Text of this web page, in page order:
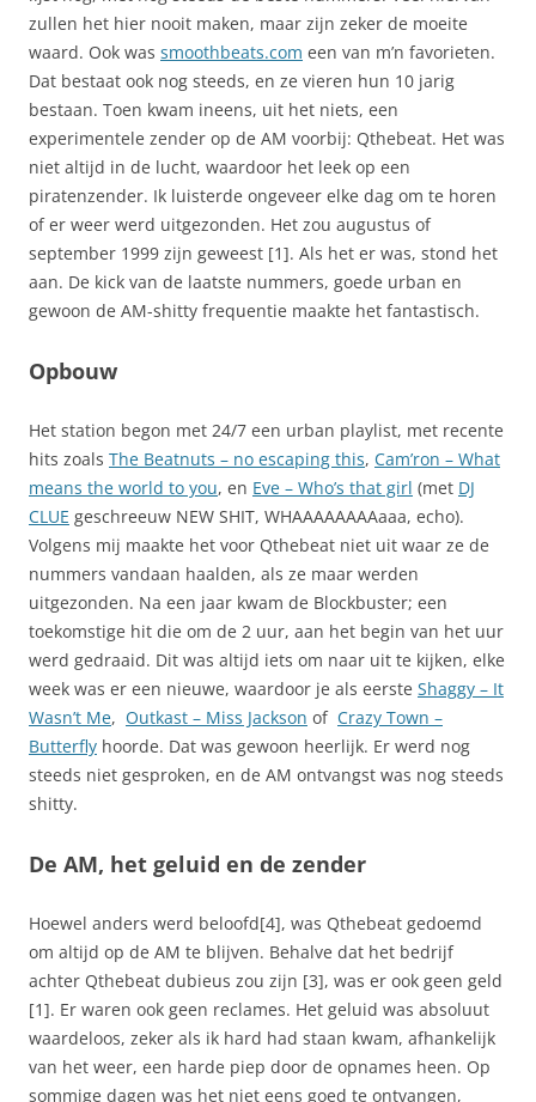
zullen het hier nooit maken, maar zijn zeker de moeite
waard. Ook was smoothbeats.com een van m’n favorieten.
Dat bestaat ook nog steeds, en ze vieren hun 10 jarig
bestaan. Toen kwam ineens, uit het niets, een
experimentele zender op de AM voorbij: Qthebeat. Het was
niet altijd in de lucht, waardoor het leek op een
piratenzender. Ik luisterde ongeveer elke dag om te horen
of er weer werd uitgezonden. Het zou augustus of
september 1999 zijn geweest [1]. Als het er was, stond het
aan. De kick van de laatste nummers, goede urban en
gewoon de AM-shitty frequentie maakte het fantastisch.
Opbouw
Het station begon met 24/7 een urban playlist, met recente
hits zoals The Beatnuts – no escaping this, Cam’ron – What
means the world to you, en Eve – Who’s that girl (met DJ
CLUE geschreeuw NEW SHIT, WHAAAAAAAAaaa, echo).
Volgens mij maakte het voor Qthebeat niet uit waar ze de
nummers vandaan haalden, als ze maar werden
uitgezonden. Na een jaar kwam de Blockbuster; een
toekomstige hit die om de 2 uur, aan het begin van het uur
werd gedraaid. Dit was altijd iets om naar uit te kijken, elke
week was er een nieuwe, waardoor je als eerste Shaggy – It
Wasn’t Me, Outkast – Miss Jackson of Crazy Town –
Butterfly hoorde. Dat was gewoon heerlijk. Er werd nog
steeds niet gesproken, en de AM ontvangst was nog steeds
shitty.
De AM, het geluid en de zender
Hoewel anders werd beloofd[4], was Qthebeat gedoemd
om altijd op de AM te blijven. Behalve dat het bedrijf
achter Qthebeat dubieus zou zijn [3], was er ook geen geld
[1]. Er waren ook geen reclames. Het geluid was absoluut
waardeloos, zeker als ik hard had staan kwam, afhankelijk
van het weer, een harde piep door de opnames heen. Op
sommige dagen was het niet eens goed te ontvangen,